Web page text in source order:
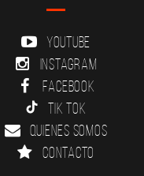
YouTube
Instagram
Facebook
Tik Tok
Quienes somos
Contacto